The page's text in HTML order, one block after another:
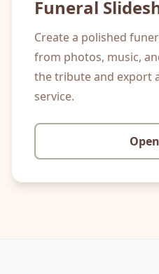
Funeral
Create a polished
from photos, music,
the tribute and export
service.